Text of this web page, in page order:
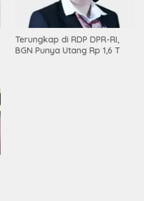
Terungkap di RDP DPR-RI,
BGN Punya Utang Rp 1,6 T